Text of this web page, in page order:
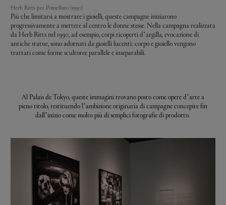
Herb Ritts per Pomellato (1990)
Più che limitarsi a mostrare i gioielli, queste campagne iniziarono
progressivamente a mettere al centro le donne stesse. Nella campagna realizzata
da Herb Ritts nel 1990, ad esempio, corpi ricoperti d’argilla, evocazione di
antiche statue, sono adornati da gioielli lucenti: corpo e gioiello vengono
trattati come forme scultoree parallele e inseparabili.
Al Palais de Tokyo, queste immagini trovano posto come opere d’arte a
pieno titolo, restituendo l’ambizione originaria di campagne concepite fin
dall’inizio come molto più di semplici fotografie di prodotto.